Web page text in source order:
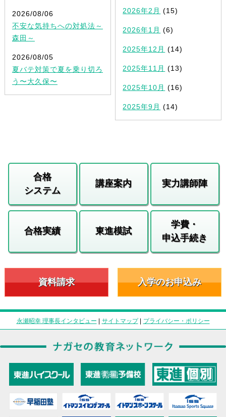
2026/08/06
不安な気持ちへの対処法～
森田～
2026/08/05
夏バテ対策で夏を乗り切ろ
う〜大久保〜
2026年2月 (15)
2026年1月 (6)
2025年12月 (14)
2025年11月 (13)
2025年10月 (16)
2025年9月 (14)
合格
システム
講座案内 実力講師陣
合格実績 東進模試
学費・
申込手続き
資料請求 入学のお申込み
永瀬昭幸 理事長インタビュー | サイトマップ| プライバシー・ポリシー